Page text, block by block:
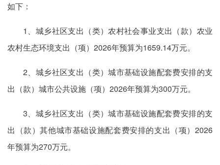
如下：
1、城乡社区支出（类）农村社会事业支出（款）农业
农村生态环境支出（项）2026年预算为1659.14万元。
2、城乡社区支出（类）城市基础设施配套费安排的支
出（款）城市公共设施（项）2026年预算为300万元。
3、城乡社区支出（类）城市基础设施配套费安排的支
出（款）其他城市基础设施配套费安排的支出（项）2026
年预算为270万元。